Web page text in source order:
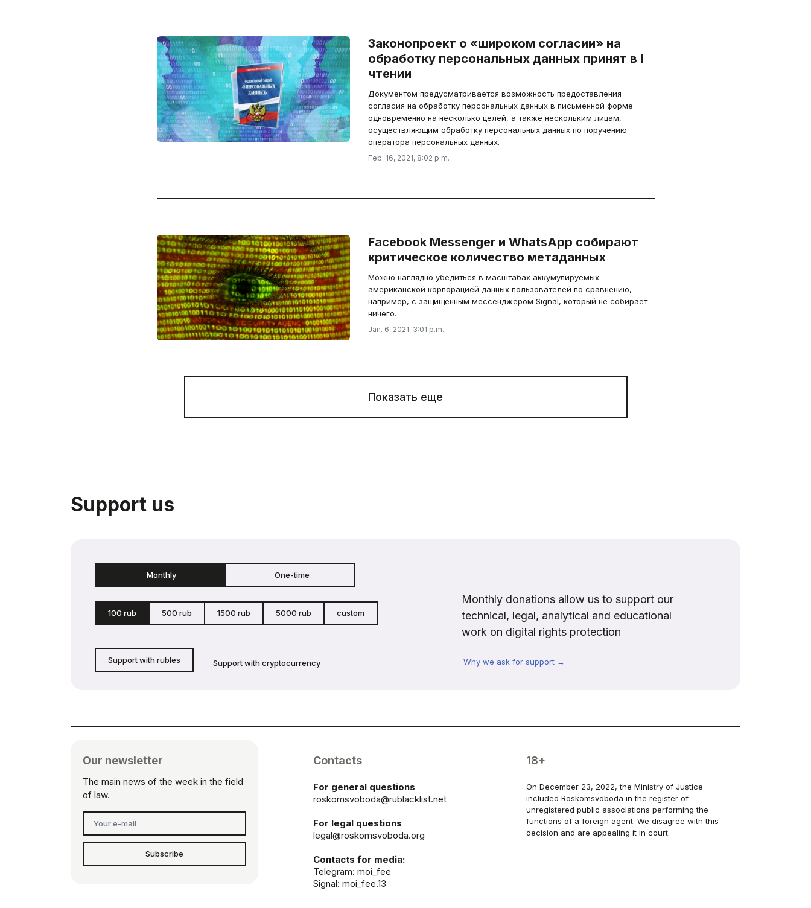
Законопроект о «широком согласии» на
обработку персональных данных принят в I
чтении
Документом предусматривается возможность предоставления
согласия на обработку персональных данных в письменной форме
одновременно на несколько целей, а также нескольким лицам,
осуществляющим обработку персональных данных по поручению
оператора персональных данных.
Feb. 16, 2021, 8:02 p.m.
Facebook Messenger и WhatsApp собирают
критическое количество метаданных
Можно наглядно убедиться в масштабах аккумулируемых
американской корпорацией данных пользователей по сравнению,
например, с защищенным мессенджером Signal, который не собирает
ничего.
Jan. 6, 2021, 3:01 p.m.
Показать еще
Support us
Monthly One-time
100 rub 500 rub 1500 rub 5000 rub custom
Support with rubles Support with cryptocurrency
Monthly donations allow us to support our
technical, legal, analytical and educational
work on digital rights protection
Why we ask for support →
Our newsletter
The main news of the week in the field
of law.
Subscribe
Contacts
For general questions
roskomsvoboda@rublacklist.net
For legal questions
legal@roskomsvoboda.org
Contacts for media:
Telegram: moi_fee
Signal: moi_fee.13
18+
On December 23, 2022, the Ministry of Justice
included Roskomsvoboda in the register of
unregistered public associations performing the
functions of a foreign agent. We disagree with this
decision and are appealing it in court.